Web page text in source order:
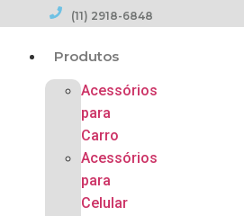
(11) 2918-6848
Produtos
Acessórios
para
Carro
Acessórios
para
Celular